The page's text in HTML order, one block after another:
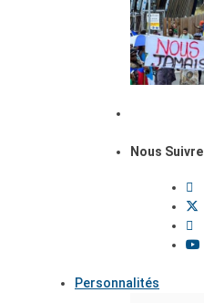
Nous Suivre
Personnalités